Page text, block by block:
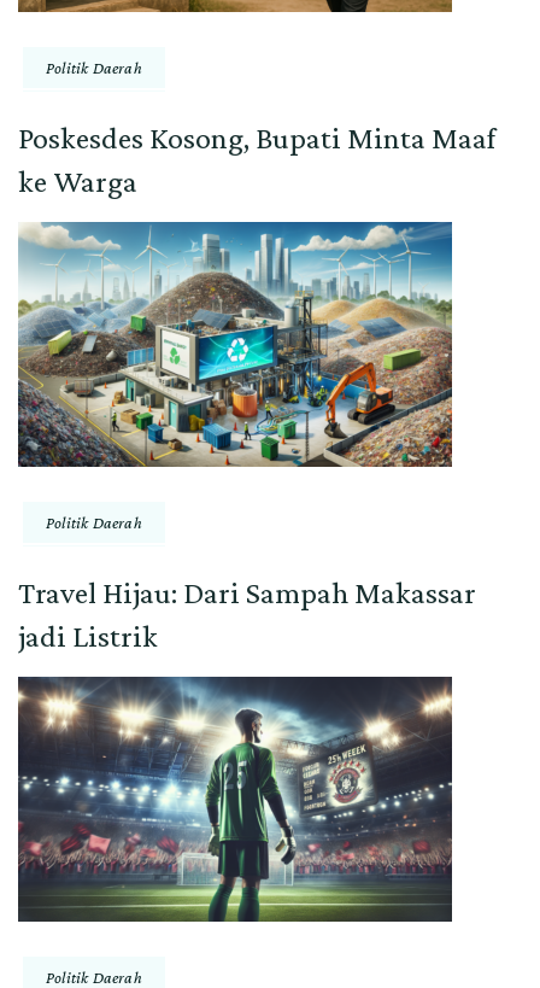
Politik Daerah
Poskesdes Kosong, Bupati Minta Maaf
ke Warga
Politik Daerah
Travel Hijau: Dari Sampah Makassar
jadi Listrik
Politik Daerah